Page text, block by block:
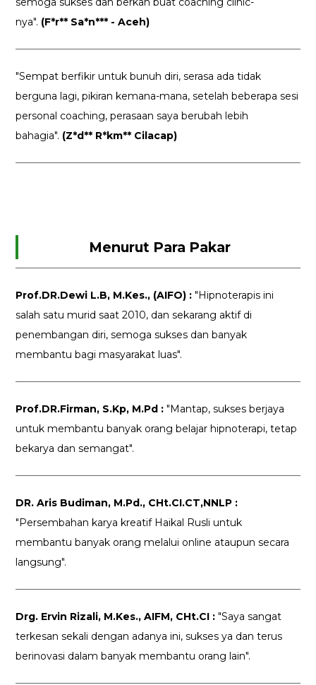
nya". (F*r** Sa*n*** - Aceh)
"Sempat berfikir untuk bunuh diri, serasa ada tidak
berguna lagi, pikiran kemana-mana, setelah beberapa sesi
personal coaching, perasaan saya berubah lebih
bahagia". (Z*d** R*km** Cilacap)
Menurut Para Pakar
Prof.DR.Dewi L.B, M.Kes., (AIFO) :"Hipnoterapis ini
salah satu murid saat 2010, dan sekarang aktif di
penembangan diri, semoga sukses dan banyak
membantu bagi masyarakat luas".
Prof.DR.Firman, S.Kp, M.Pd : "Mantap, sukses berjaya
untuk membantu banyak orang belajar hipnoterapi, tetap
bekarya dan semangat".
DR. Aris Budiman, M.Pd., CHt.CI.CT,NNLP :
"Persembahan karya kreatif Haikal Rusli untuk
membantu banyak orang melalui online ataupun secara
langsung".
Drg. Ervin Rizali, M.Kes., AIFM, CHt.CI : "Saya sangat
terkesan sekali dengan adanya ini, sukses ya dan terus
berinovasi dalam banyak membantu orang lain".